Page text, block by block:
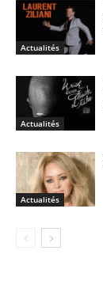
Actualités
Actualités
Actualités